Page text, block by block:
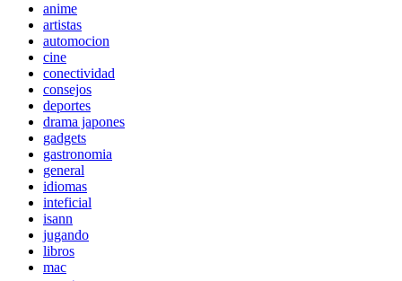
anime
artistas
automocion
cine
conectividad
consejos
deportes
drama japones
gadgets
gastronomia
general
idiomas
inteficial
isann
jugando
libros
mac